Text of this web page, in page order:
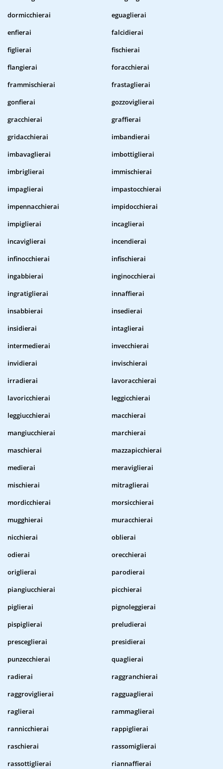
dormicchierai
eguaglierai
enfierai
falcidierai
figlierai
fischierai
flangierai
foracchierai
frammischierai
frastaglierai
gonfierai
gozzoviglierai
gracchierai
graffierai
gridacchierai
imbandierai
imbavaglierai
imbottiglierai
imbriglierai
immischierai
impaglierai
impastocchierai
impennacchierai
impidocchierai
impiglierai
incaglierai
incaviglierai
incendierai
infinocchierai
infischierai
ingabbierai
inginocchierai
ingratiglierai
innaffierai
insabbierai
insedierai
insidierai
intaglierai
intermedierai
invecchierai
invidierai
invischierai
irradierai
lavoracchierai
lavoricchierai
leggicchierai
leggiucchierai
macchierai
mangiucchierai
marchierai
maschierai
mazzapicchierai
medierai
meraviglierai
mischierai
mitraglierai
mordicchierai
morsicchierai
mugghierai
muracchierai
nicchierai
oblierai
odierai
orecchierai
origlierai
parodierai
piangiucchierai
picchierai
piglierai
pignoleggierai
pispiglierai
preludierai
presceglierai
presidierai
punzecchierai
quaglierai
radierai
raggranchierai
raggroviglierai
ragguaglierai
raglierai
rammaglierai
rannicchierai
rappiglierai
raschierai
rassomiglierai
rassottiglierai
riannaffierai